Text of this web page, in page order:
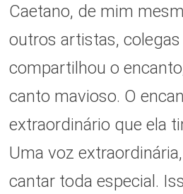
Caetano, de mim
outros artistas,
compartilhou o
canto mavioso. O
extraordinário que ela
Uma voz
cantar toda especial.